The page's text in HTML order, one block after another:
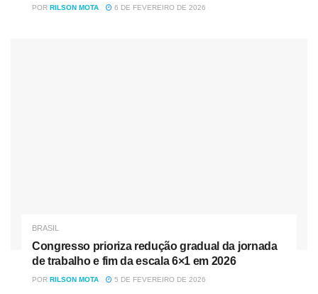
POR RILSON MOTA 6 DE FEVEREIRO DE 2026
BRASIL
Congresso prioriza redução gradual da jornada
de trabalho e fim da escala 6×1 em 2026
POR RILSON MOTA 5 DE FEVEREIRO DE 2026